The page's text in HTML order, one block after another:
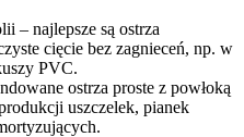
– najlepsze są ostrza
cięcie bez zagnieceń, np. w
PVC.
ostrza proste z powłoką
uszczelek, pianek